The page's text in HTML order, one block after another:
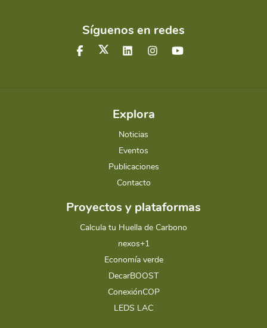
Síguenos en redes
Explora
Noticias
Eventos
Publicaciones
Contacto
Proyectos y plataformas
Calcula tu Huella de Carbono
nexos+1
Economía verde
DecarBOOST
ConexiónCOP
LEDS LAC